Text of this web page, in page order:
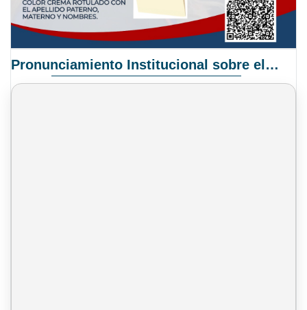
Pronunciamiento Institucional sobre el Proyecto de Ley N° 068/2025-2026 C.S.